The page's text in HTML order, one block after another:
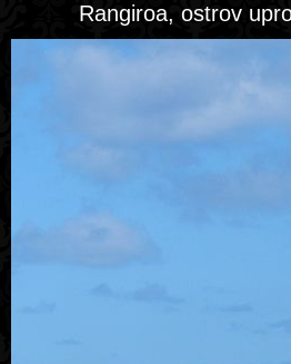
Rangiroa, ostrov